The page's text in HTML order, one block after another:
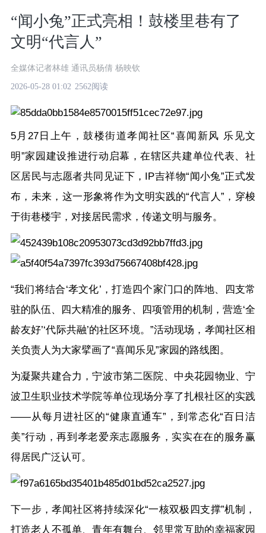
“闻小兔”正式亮相！鼓楼里巷有了
文明“代言人”
全媒体记者林雄 通讯员杨倩 杨映钦
2026-05-28 01:02 2562阅读
5月27日上午，鼓楼街道孝闻社区“喜闻新风 乐见文
明”家园建设推进行动启幕，在辖区共建单位代表、社
区居民与志愿者共同见证下，IP吉祥物“闻小兔”正式发
布，未来，这一形象将作为文明实践的“代言人”，穿梭
于街巷楼宇，对接居民需求，传递文明与服务。
“我们将结合‘孝文化’，打造四个家门口的阵地、四支常
驻的队伍、四大精准的服务、四项管用的机制 ，营造‘全
龄友好’‘代际共融’的社区环境。”活动现场，孝闻社区相
关负责人为大家擘画了“喜闻乐见”家园的路线图。
为凝聚共建合力，宁波市第二医院、中央花园物业、宁
波卫生职业技术学院等单位现场分享了扎根社区的实践
——从每月进社区的“健康直通车”，到常态化“百日洁
美”行动，再到孝老爱亲志愿服务，实实在在的服务赢
得居民广泛认可。
下一步，孝闻社区将持续深化“一核双极四支撑”机制，
打造老人不孤单、青年有舞台、邻里常互助的幸福家园